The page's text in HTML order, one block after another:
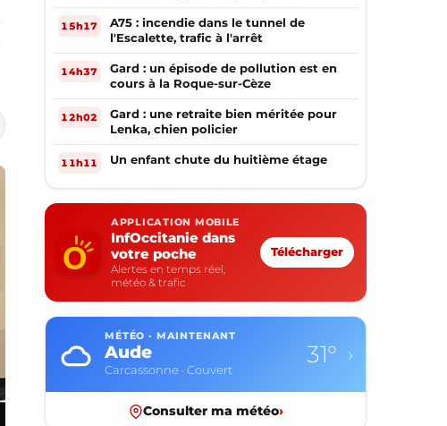
15h17
A75 : incendie dans le tunnel de
l'Escalette, trafic à l'arrêt
14h37
Gard : un épisode de pollution est en
cours à la Roque-sur-Cèze
12h02
Gard : une retraite bien méritée pour
Lenka, chien policier
11h11 Un enfant chute du huitième étage
APPLICATION MOBILE
InfOccitanie dans
votre poche
Alertes en temps réel,
météo & trafic
Télécharger
MÉTÉO · MAINTENANT
Aude
Carcassonne · Couvert
31° ›
Consulter ma météo›